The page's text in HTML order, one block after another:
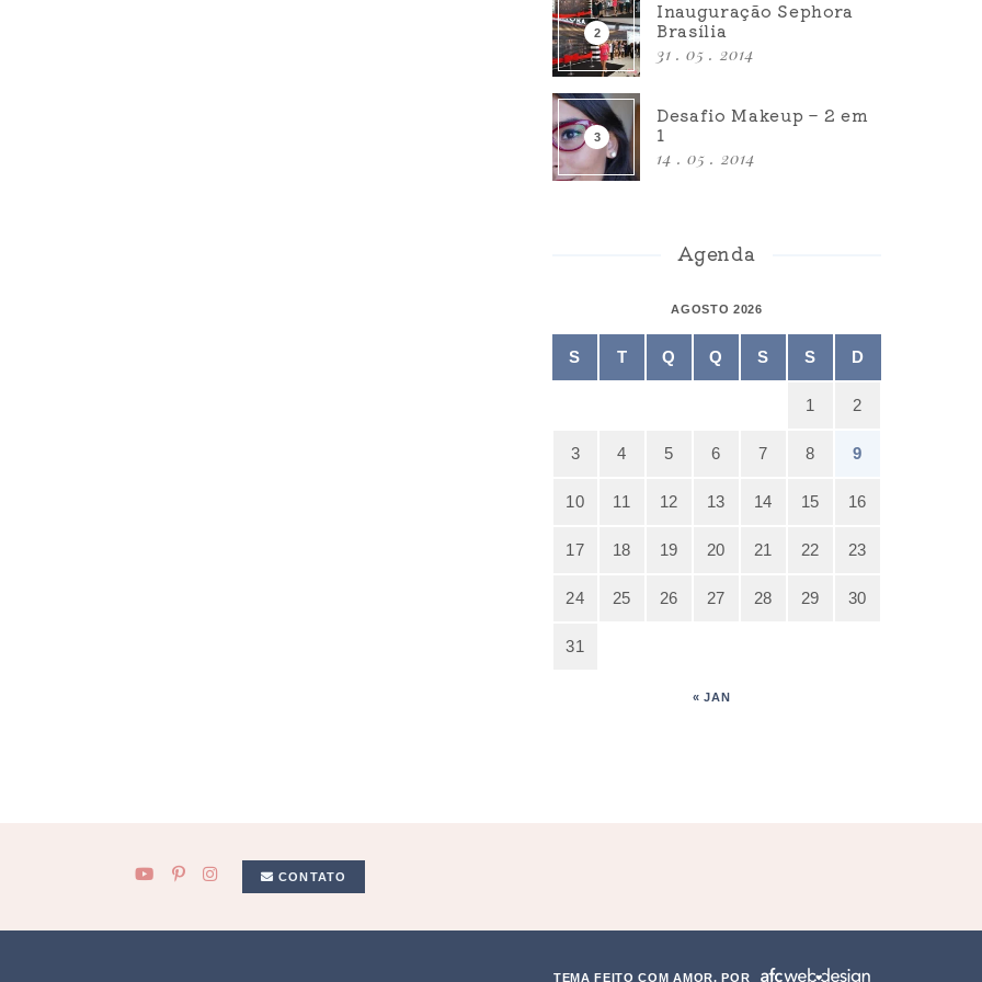
Inauguração Sephora
Brasília
31 . 05 . 2014
Desafio Makeup – 2 em
1
14 . 05 . 2014
Agenda
AGOSTO 2026
S T Q Q S S D
1 2
3 4 5 6 7 8 9
10 11 12 13 14 15 16
17 18 19 20 21 22 23
24 25 26 27 28 29 30
31
« JAN
CONTATO
TEMA FEITO COM AMOR, POR